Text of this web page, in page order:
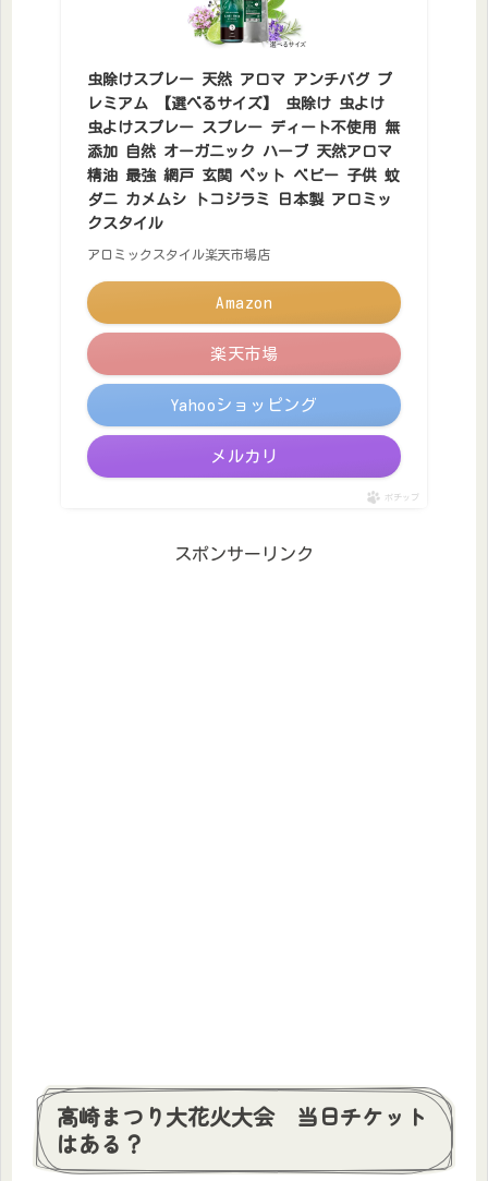
虫除けスプレー 天然 アロマ アンチバグ プ
レミアム 【選べるサイズ】 虫除け 虫よけ
虫よけスプレー スプレー ディート不使用 無
添加 自然 オーガニック ハーブ 天然アロマ
精油 最強 網戸 玄関 ペット ベビー 子供 蚊
ダニ カメムシ トコジラミ 日本製 アロミッ
クスタイル
アロミックスタイル楽天市場店
Amazon
楽天市場
Yahooショッピング
メルカリ
ポチップ
スポンサーリンク
高崎まつり大花火大会 当日チケット
はある？